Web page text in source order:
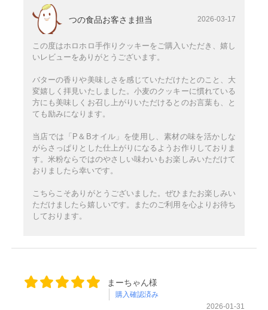
つの食品お客さま担当 2026-03-17
この度はホロホロ手作りクッキーをご購入いただき、嬉し
いレビューをありがとうございます。
バターの香りや美味しさを感じていただけたとのこと、大
変嬉しく拝見いたしました。小麦のクッキーに慣れている
方にも美味しくお召し上がりいただけるとのお言葉も、と
ても励みになります。
当店では「P＆Bオイル」を使用し、素材の味を活かしな
がらさっぱりとした仕上がりになるようお作りしておりま
す。米粉ならではのやさしい味わいもお楽しみいただけて
おりましたら幸いです。
こちらこそありがとうございました。ぜひまたお楽しみい
ただけましたら嬉しいです。またのご利用を心よりお待ち
しております。
まーちゃん様
購入確認済み
2026-01-31